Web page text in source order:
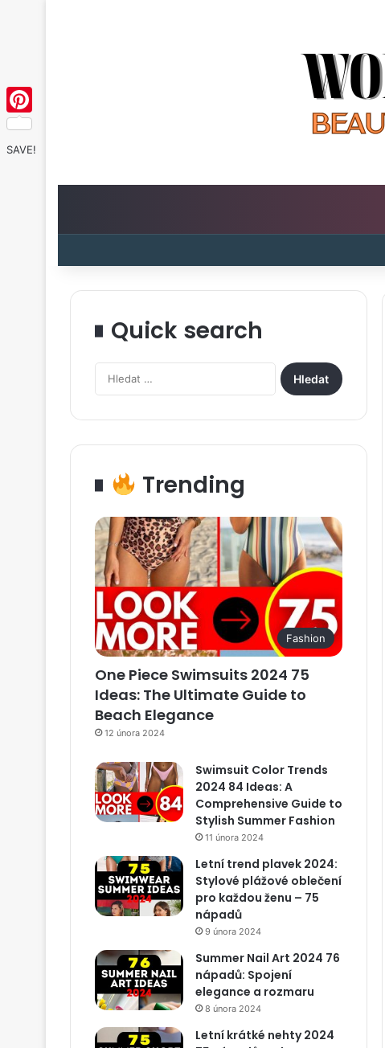
Quick search
Vyhledávání
Trending
Fashion
One Piece Swimsuits 2024 75
Ideas: The Ultimate Guide to
Beach Elegance
12 února 2024
Swimsuit Color Trends
2024 84 Ideas: A
Comprehensive Guide to
Stylish Summer Fashion
11 února 2024
Letní trend plavek 2024:
Stylové plážové oblečení
pro každou ženu – 75
nápadů
9 února 2024
Summer Nail Art 2024 76
nápadů: Spojení
elegance a rozmaru
8 února 2024
Letní krátké nehty 2024
Pinterest
SAVE!